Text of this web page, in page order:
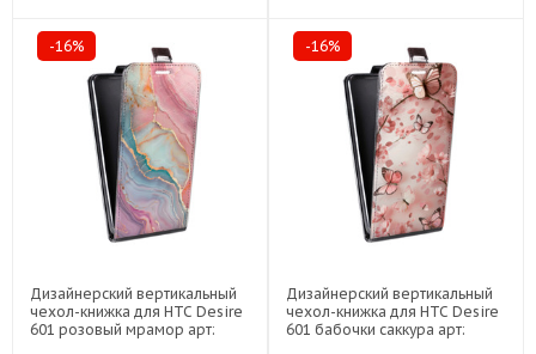
-16%
Дизайнерский вертикальный
чехол-книжка для HTC Desire
601 розовый мрамор арт:
-16%
Дизайнерский вертикальный
чехол-книжка для HTC Desire
601 бабочки саккура арт: